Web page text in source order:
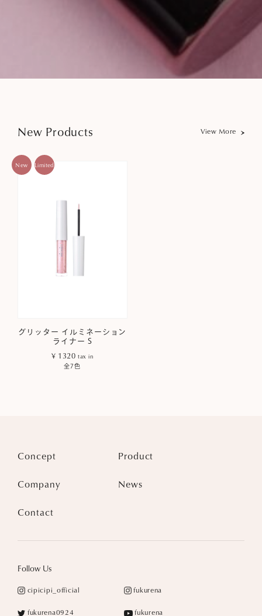
New Products View More
New Limited
グリッター イルミネーション
ライナー S
¥ 1320 tax in
全7色
Concept Product
Company News
Contact
Follow Us
cipicipi_official fukurena
fukurena0924 fukurena